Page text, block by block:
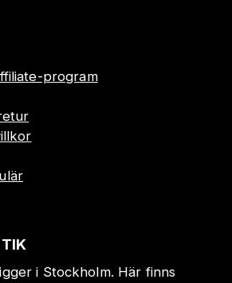
program
i Stockholm. Här finns